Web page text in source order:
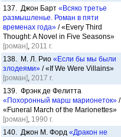
137. Джон Барт «Всяко третье
размышленье. Роман в пяти
временах года» / «Every Third
Thought: A Novel in Five Seasons»
[роман], 2011 г.
138. М. Л. Рио «Если бы мы были
злодеями» / «If We Were Villains»
[роман], 2017 г.
139. Фрэнк де Фелитта
«Похоронный марш марионеток» /
«Funeral March of the Marionettes»
[роман], 1990 г.
140. Джон М. Форд «Дракон не